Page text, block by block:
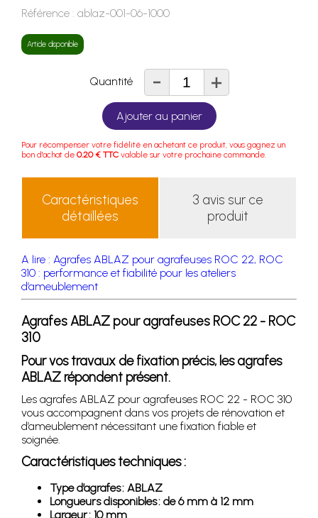
Référence : ablaz-001-06-1000
Article disponible
Quantité - +
Ajouter au panier
Pour récompenser votre fidélité en achetant ce produit, vous gagnez un
bon d'achat de 0.20 € TTC valable sur votre prochaine commande.
Caractéristiques
détaillées
3 avis sur ce
produit
A lire : Agrafes ABLAZ pour agrafeuses ROC 22, ROC
310 : performance et fiabilité pour les ateliers
d’ameublement
Agrafes ABLAZ pour agrafeuses ROC 22 - ROC
310
Pour vos travaux de fixation précis, les agrafes
ABLAZ répondent présent.
Les agrafes ABLAZ pour agrafeuses ROC 22 - ROC 310
vous accompagnent dans vos projets de rénovation et
d’ameublement nécessitant une fixation fiable et
soignée.
Caractéristiques techniques :
Type d’agrafes : ABLAZ
Longueurs disponibles : de 6 mm à 12 mm
Largeur : 10 mm